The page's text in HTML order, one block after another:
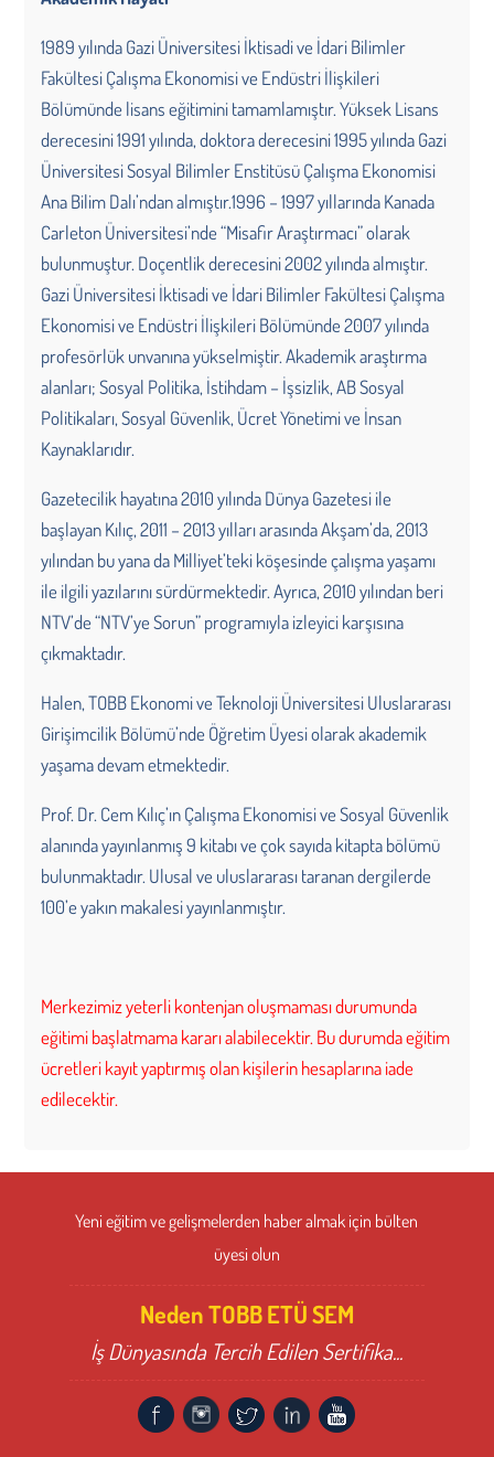
1989 yılında Gazi Üniversitesi İktisadi ve İdari Bilimler
Fakültesi Çalışma Ekonomisi ve Endüstri İlişkileri
Bölümünde lisans eğitimini tamamlamıştır. Yüksek Lisans
derecesini 1991 yılında, doktora derecesini 1995 yılında Gazi
Üniversitesi Sosyal Bilimler Enstitüsü Çalışma Ekonomisi
Ana Bilim Dalı’ndan almıştır.1996 – 1997 yıllarında Kanada
Carleton Üniversitesi’nde “Misafir Araştırmacı” olarak
bulunmuştur. Doçentlik derecesini 2002 yılında almıştır.
Gazi Üniversitesi İktisadi ve İdari Bilimler Fakültesi Çalışma
Ekonomisi ve Endüstri İlişkileri Bölümünde 2007 yılında
profesörlük unvanına yükselmiştir. Akademik araştırma
alanları; Sosyal Politika, İstihdam – İşsizlik, AB Sosyal
Politikaları, Sosyal Güvenlik, Ücret Yönetimi ve İnsan
Kaynaklarıdır.
Gazetecilik hayatına 2010 yılında Dünya Gazetesi ile
başlayan Kılıç, 2011 – 2013 yılları arasında Akşam’da, 2013
yılından bu yana da Milliyet’teki köşesinde çalışma yaşamı
ile ilgili yazılarını sürdürmektedir. Ayrıca, 2010 yılından beri
NTV’de “NTV’ye Sorun” programıyla izleyici karşısına
çıkmaktadır.
Halen, TOBB Ekonomi ve Teknoloji Üniversitesi Uluslararası
Girişimcilik Bölümü’nde Öğretim Üyesi olarak akademik
yaşama devam etmektedir.
Prof. Dr. Cem Kılıç’ın Çalışma Ekonomisi ve Sosyal Güvenlik
alanında yayınlanmış 9 kitabı ve çok sayıda kitapta bölümü
bulunmaktadır. Ulusal ve uluslararası taranan dergilerde
100’e yakın makalesi yayınlanmıştır.
Merkezimiz yeterli kontenjan oluşmaması durumunda
eğitimi başlatmama kararı alabilecektir. Bu durumda eğitim
ücretleri kayıt yaptırmış olan kişilerin hesaplarına iade
edilecektir.
Yeni eğitim ve gelişmelerden haber almak için bülten
üyesi olun
Neden TOBB ETÜ SEM
İş Dünyasında Tercih Edilen Sertifika...